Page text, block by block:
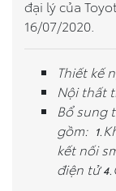
Tin tức &
VR Showroom
So sánh xe
Dự toán chi
đại lý của
16/07/2020.
Thiết kế
Nội thất
Bổ sung
gồm: 1
kết nối
điện tử4